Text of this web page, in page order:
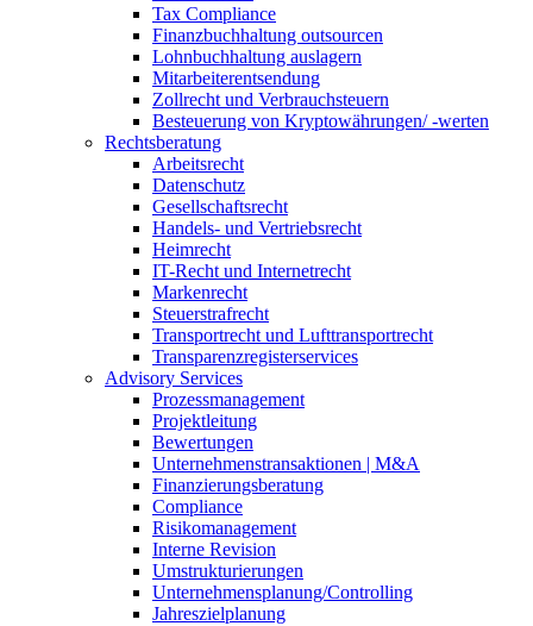
Tax Compliance
Finanzbuchhaltung outsourcen
Lohnbuchhaltung auslagern
Mitarbeiterentsendung
Zollrecht und Verbrauchsteuern
Besteuerung von Kryptowährungen/ -werten
Rechtsberatung
Arbeitsrecht
Datenschutz
Gesellschaftsrecht
Handels- und Vertriebsrecht
Heimrecht
IT-Recht und Internetrecht
Markenrecht
Steuerstrafrecht
Transportrecht und Lufttransportrecht
Transparenzregisterservices
Advisory Services
Prozessmanagement
Projektleitung
Bewertungen
Unternehmenstransaktionen | M&A
Finanzierungsberatung
Compliance
Risikomanagement
Interne Revision
Umstrukturierungen
Unternehmensplanung/Controlling
Jahreszielplanung